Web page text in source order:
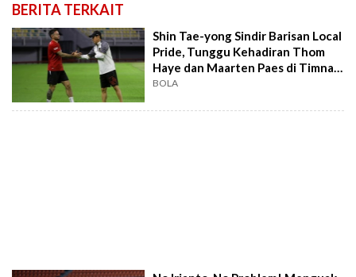
BERITA TERKAIT
Shin Tae-yong Sindir Barisan Local
Pride, Tunggu Kehadiran Thom
Haye dan Maarten Paes di Timnas
Indonesia
BOLA